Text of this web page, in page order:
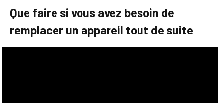
Que faire si vous avez besoin de
remplacer un appareil tout de suite